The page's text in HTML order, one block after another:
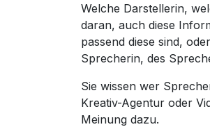
Welche Darstellerin,
daran, auch diese
passend diese sind,
Sprecherin, des
Sie wissen wer
Kreativ-Agentur oder
Meinung dazu.